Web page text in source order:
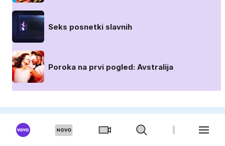
Seks posnetki slavnih
Poroka na prvi pogled: Avstralija
OGLAŠEVANJE PRO PLUS